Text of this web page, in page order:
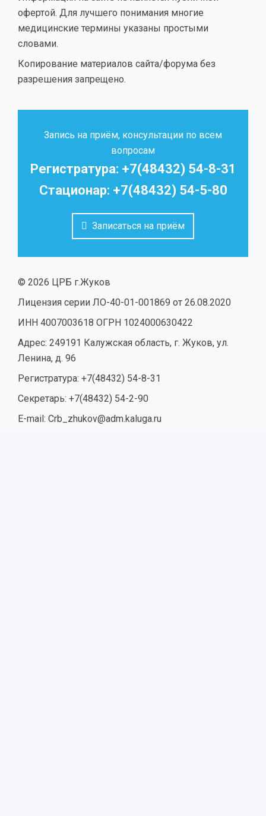
офертой. Для лучшего понимания многие
медицинские термины указаны простыми
словами.
Копирование материалов сайта/форума без
разрешения запрещено.
Запись на приём, консультации по всем
вопросам
Регистратура: +7(48432) 54-8-31
Стационар: +7(48432) 54-5-80
Записаться на приём
© 2026 ЦРБ г.Жуков
Лицензия серии ЛО-40-01-001869 от 26.08.2020
ИНН 4007003618 ОГРН 1024000630422
Адрес: 249191 Калужская область, г. Жуков, ул.
Ленина, д. 96
Регистратура: +7(48432) 54-8-31
Секретарь: +7(48432) 54-2-90
E-mail: Crb_zhukov@adm.kaluga.ru